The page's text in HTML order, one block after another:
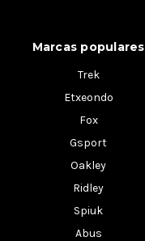
Marcas populares
Trek
Etxeondo
Fox
Gsport
Oakley
Ridley
Spiuk
Abus